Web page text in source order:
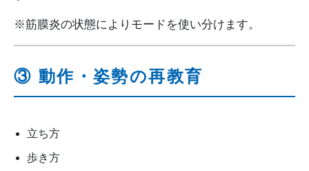
※筋膜炎の状態によりモードを使い分けます。
③ 動作・姿勢の再教育
立ち方
歩き方